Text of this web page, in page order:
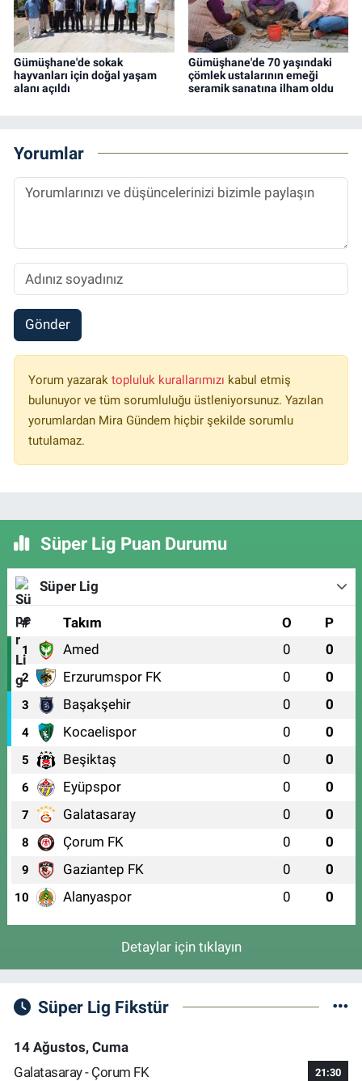
Gümüşhane'de sokak
hayvanları için doğal yaşam
alanı açıldı
Gümüşhane'de 70 yaşındaki
çömlek ustalarının emeği
seramik sanatına ilham oldu
Yorumlar
Gönder
Yorum yazarak topluluk kurallarımızı kabul etmiş
bulunuyor ve tüm sorumluluğu üstleniyorsunuz. Yazılan
yorumlardan Mira Gündem hiçbir şekilde sorumlu
tutulamaz.
Süper Lig Puan Durumu
Süper Lig
# Takım O P
1 Amed 0 0
2 Erzurumspor FK 0 0
3 Başakşehir 0 0
4 Kocaelispor 0 0
5 Beşiktaş 0 0
6 Eyüpspor 0 0
7 Galatasaray 0 0
8 Çorum FK 0 0
9 Gaziantep FK 0 0
10 Alanyaspor 0 0
Detaylar için tıklayın
Süper Lig Fikstür
14 Ağustos, Cuma
Galatasaray - Çorum FK
21:30